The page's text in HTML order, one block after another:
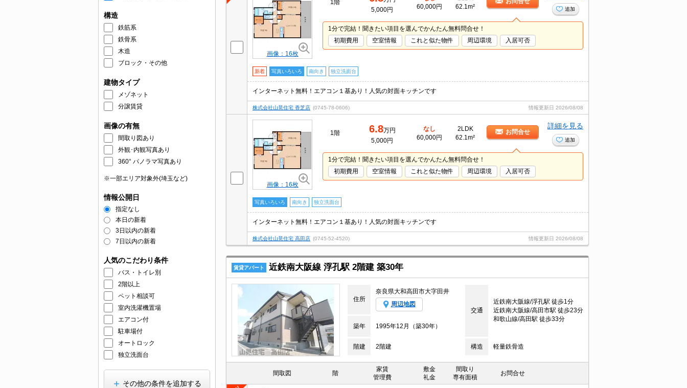
構造
鉄筋系
鉄骨系
木造
ブロック・その他
建物タイプ
メゾネット
分譲賃貸
画像の有無
間取り図あり
外観･内観写真あり
360° パノラマ写真あり
※一部エリア対象外(埼玉など)
情報公開日
指定なし
本日の新着
3日以内の新着
7日以内の新着
人気のこだわり条件
バス・トイレ別
2階以上
ペット相談可
室内洗濯機置場
エアコン付
駐車場付
オートロック
独立洗面台
その他の条件を追加する
画像：16枚
1階
5,000円
60,000円
62.1m²
追加
1分で完結！聞きたい項目を選んでかんたん無料問合せ！
初期費用
空室情報 これと似た物件 周辺環境 入居可否
新着 写真いろいろ 南向き 独立洗面台
インターネット無料！エアコン１基あり！人気の対面キッチンです
株式会社山晃住宅 香芝店 (0745-78-0606) 情報更新日 2026/08/08
画像：16枚
1階 6.8万円
5,000円
なし
60,000円
2LDK
62.1m²
お問合せ
詳細を見る
追加
1分で完結！聞きたい項目を選んでかんたん無料問合せ！
初期費用
空室情報 これと似た物件 周辺環境 入居可否
写真いろいろ 南向き 独立洗面台
インターネット無料！エアコン１基あり！人気の対面キッチンです
株式会社山晃住宅 高田店 (0745-52-4520) 情報更新日 2026/08/08
賃貸アパート 近鉄南大阪線 浮孔駅 2階建 築30年
住所
奈良県大和高田市大字田井
周辺地図
交通
近鉄南大阪線/浮孔駅 徒歩1分
近鉄南大阪線/高田市駅 徒歩23分
和歌山線/高田駅 徒歩33分
築年
1995年12月（築30年）
階建 2階建 構造 軽量鉄骨造
間取図 階
家賃
管理費
敷金
礼金
間取り
専有面積
お問合せ